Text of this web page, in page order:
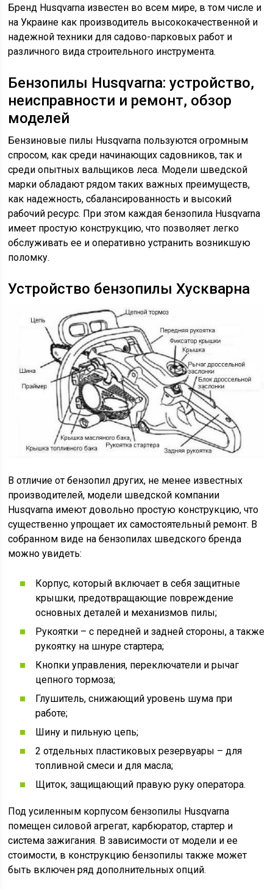
Бренд Husqvarna известен во всем мире, в том числе и
на Украине как производитель высококачественной и
надежной техники для садово-парковых работ и
различного вида строительного инструмента.
Бензопилы Husqvarna: устройство,
неисправности и ремонт, обзор
моделей
Бензиновые пилы Husqvarna пользуются огромным
спросом, как среди начинающих садовников, так и
среди опытных вальщиков леса. Модели шведской
марки обладают рядом таких важных преимуществ,
как надежность, сбалансированность и высокий
рабочий ресурс. При этом каждая бензопила Husqvarna
имеет простую конструкцию, что позволяет легко
обслуживать ее и оперативно устранить возникшую
поломку.
Устройство бензопилы Хускварна
В отличие от бензопил других, не менее известных
производителей, модели шведской компании
Husqvarna имеют довольно простую конструкцию, что
существенно упрощает их самостоятельный ремонт. В
собранном виде на бензопилах шведского бренда
можно увидеть:
Корпус, который включает в себя защитные
крышки, предотвращающие повреждение
основных деталей и механизмов пилы;
Рукоятки – с передней и задней стороны, а также
рукоятку на шнуре стартера;
Кнопки управления, переключатели и рычаг
цепного тормоза;
Глушитель, снижающий уровень шума при
работе;
Шину и пильную цепь;
2 отдельных пластиковых резервуары – для
топливной смеси и для масла;
Щиток, защищающий правую руку оператора.
Под усиленным корпусом бензопилы Husqvarna
помещен силовой агрегат, карбюратор, стартер и
система зажигания. В зависимости от модели и ее
стоимости, в конструкцию бензопилы также может
быть включен ряд дополнительных опций.